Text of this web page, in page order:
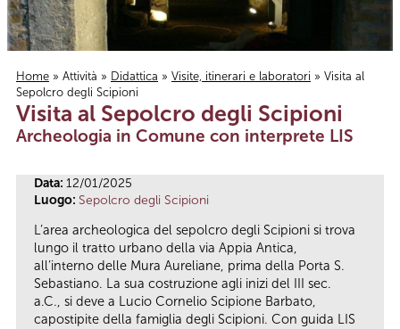
Tu sei qui
Home » Attività » Didattica » Visite, itinerari e laboratori » Visita al
Sepolcro degli Scipioni
Visita al Sepolcro degli Scipioni
Archeologia in Comune con interprete LIS
Data: 12/01/2025
Luogo: Sepolcro degli Scipioni
L’area archeologica del sepolcro degli Scipioni si trova
lungo il tratto urbano della via Appia Antica,
all’interno delle Mura Aureliane, prima della Porta S.
Sebastiano. La sua costruzione agli inizi del III sec.
a.C., si deve a Lucio Cornelio Scipione Barbato,
capostipite della famiglia degli Scipioni. Con guida LIS